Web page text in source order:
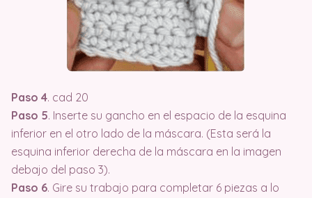
Paso 4. cad 20
Paso 5. Inserte su gancho en el espacio de la esquina
inferior en el otro lado de la máscara. (Esta será la
esquina inferior derecha de la máscara en la imagen
debajo del paso 3).
Paso 6. Gire su trabajo para completar 6 piezas a lo